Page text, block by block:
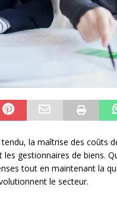
la maîtrise des coûts
gestionnaires de biens.
tout en maintenant la
le secteur.